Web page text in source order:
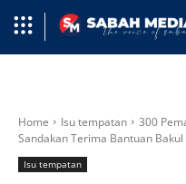
Home Isu tempatan
300
Sandakan Terima Bantuan
Isu tempatan